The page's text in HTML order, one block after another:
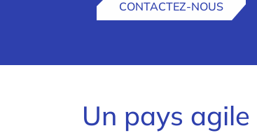
CONTACTEZ-NOUS
Un pays agile